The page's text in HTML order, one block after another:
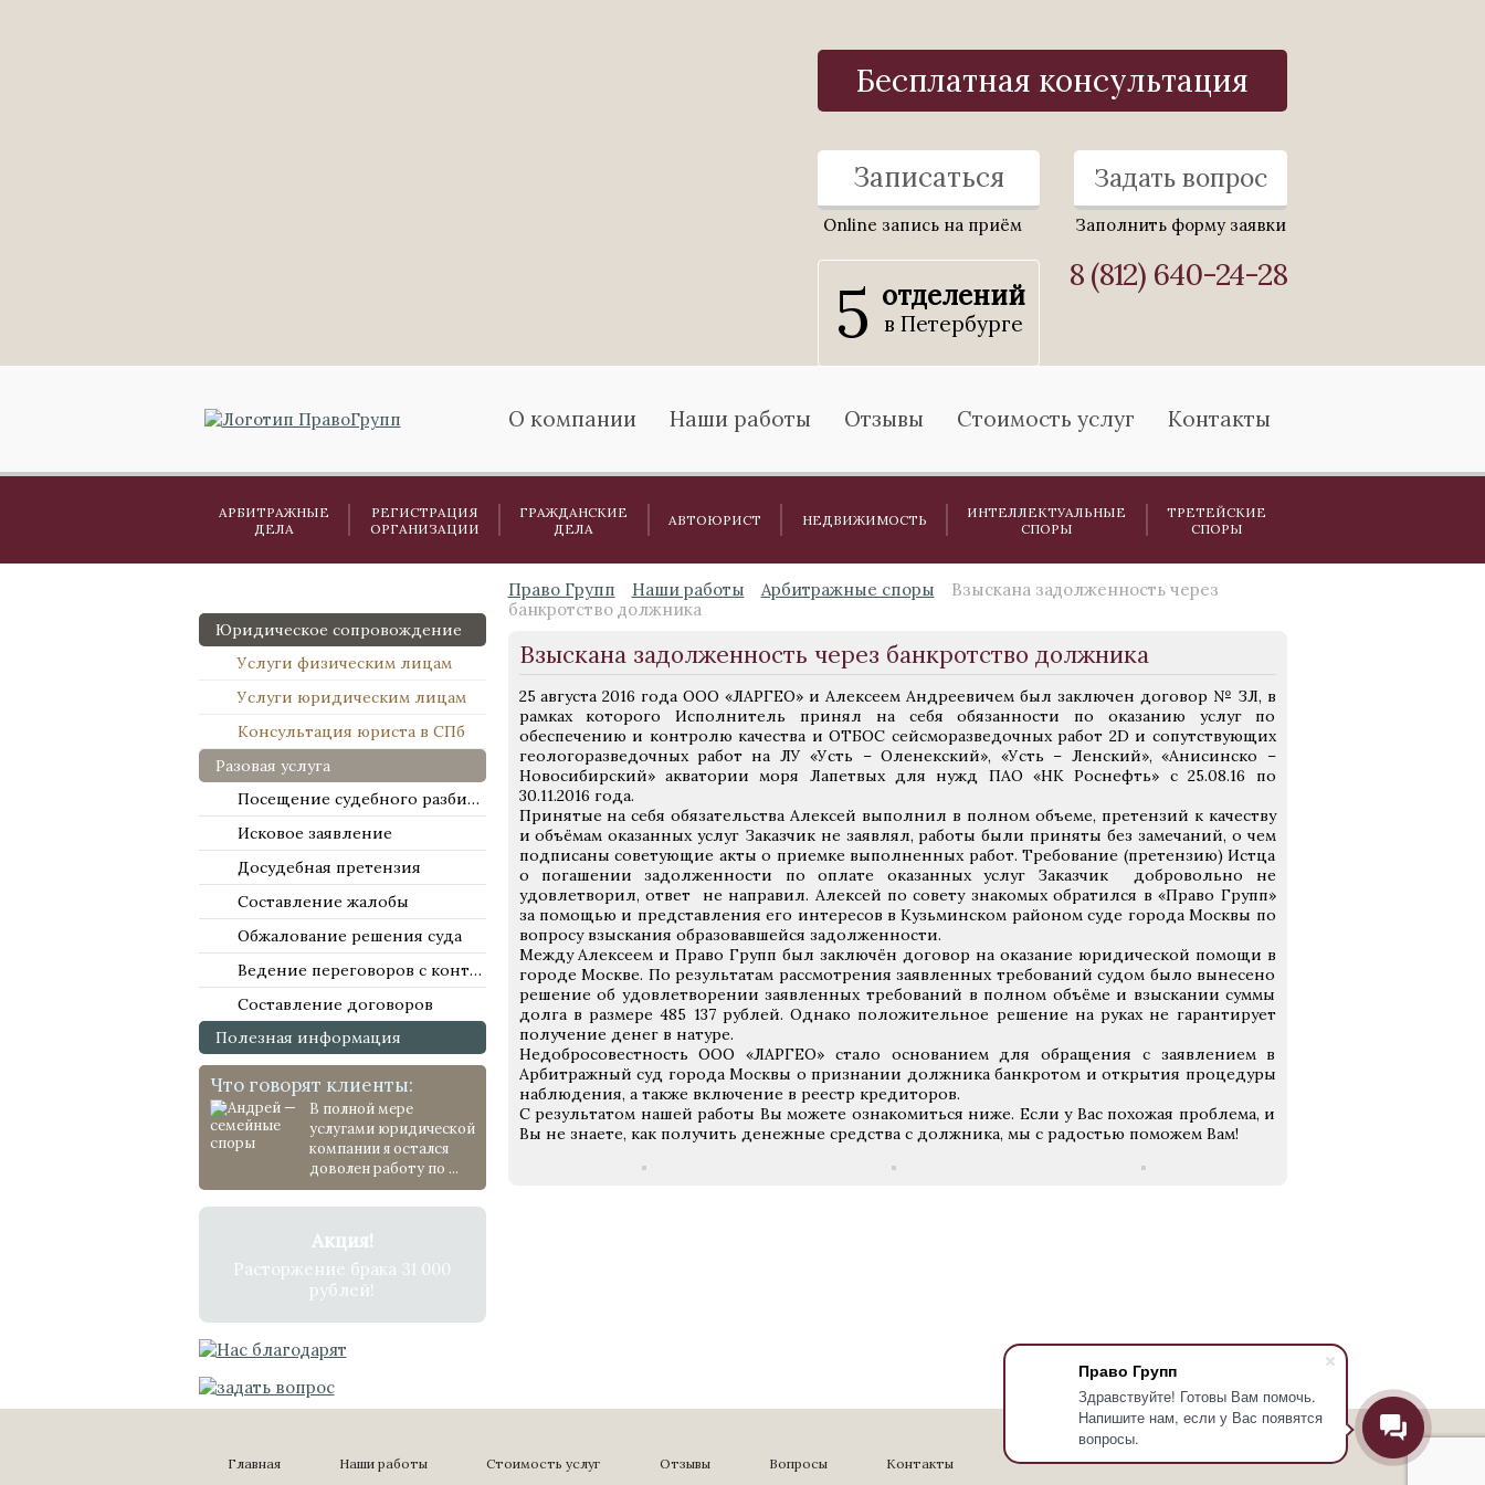
Право Групп
Здравствуйте! Готовы Вам помочь.
Напишите нам, если у Вас появятся
вопросы.
Бесплатная консультация
Записаться
Online запись на приём
Задать вопрос
Заполнить форму заявки
5 отделений
в Петербурге
8 (812) 640-24-28
О компании Наши работы Отзывы Стоимость услуг Контакты
АРБИТРАЖНЫЕ
ДЕЛА
РЕГИСТРАЦИЯ
ОРГАНИЗАЦИИ
ГРАЖДАНСКИЕ
ДЕЛА
АВТОЮРИСТ НЕДВИЖИМОСТЬ
ИНТЕЛЛЕКТУАЛЬНЫЕ
СПОРЫ
ТРЕТЕЙСКИЕ
СПОРЫ
Юридическое сопровождение
Услуги физическим лицам
Услуги юридическим лицам
Консультация юриста в СПб
Разовая услуга
Посещение судебного разбирательства
Исковое заявление
Досудебная претензия
Составление жалобы
Обжалование решения суда
Ведение переговоров с контрагентами
Составление договоров
Полезная информация
Что говорят клиенты:
В полной мере
услугами юридической
компании я остался
доволен работу по ...
Акция!
Расторжение брака 31 000
рублей!
Право Групп Наши работы Арбитражные споры
Взыскана задолженность через
банкротство должника
Взыскана задолженность через банкротство должника
25 августа 2016 года ООО «ЛАРГЕО» и Алексеем Андреевичем был заключен договор № ЗЛ, в
рамках которого Исполнитель принял на себя обязанности по оказанию услуг по
обеспечению и контролю качества и ОТБОС сейсморазведочных работ 2D и сопутствующих
геологоразведочных работ на ЛУ «Усть – Оленекский», «Усть – Ленский», «Анисинско –
Новосибирский» акватории моря Лапетвых для нужд ПАО «НК Роснефть» с 25.08.16 по
30.11.2016 года.
Принятые на себя обязательства Алексей выполнил в полном объеме, претензий к качеству
и объёмам оказанных услуг Заказчик не заявлял, работы были приняты без замечаний, о чем
подписаны советующие акты о приемке выполненных работ. Требование (претензию) Истца
о погашении задолженности по оплате оказанных услуг Заказчик добровольно не
удовлетворил, ответ не направил. Алексей по совету знакомых обратился в «Право Групп»
за помощью и представления его интересов в Кузьминском районом суде города Москвы по
вопросу взыскания образовавшейся задолженности.
Между Алексеем и Право Групп был заключён договор на оказание юридической помощи в
городе Москве. По результатам рассмотрения заявленных требований судом было вынесено
решение об удовлетворении заявленных требований в полном объёме и взыскании суммы
долга в размере 485 137 рублей. Однако положительное решение на руках не гарантирует
получение денег в натуре.
Недобросовестность ООО «ЛАРГЕО» стало основанием для обращения с заявлением в
Арбитражный суд города Москвы о признании должника банкротом и открытия процедуры
наблюдения, а также включение в реестр кредиторов.
С результатом нашей работы Вы можете ознакомиться ниже. Если у Вас похожая проблема, и
Вы не знаете, как получить денежные средства с должника, мы с радостью поможем Вам!
Главная Наши работы Стоимость услуг Отзывы Вопросы Контакты